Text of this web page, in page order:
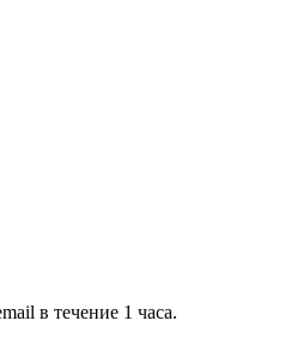
в течение 1 часа.